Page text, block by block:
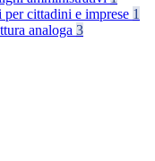
cittadini e imprese 1
analoga 3